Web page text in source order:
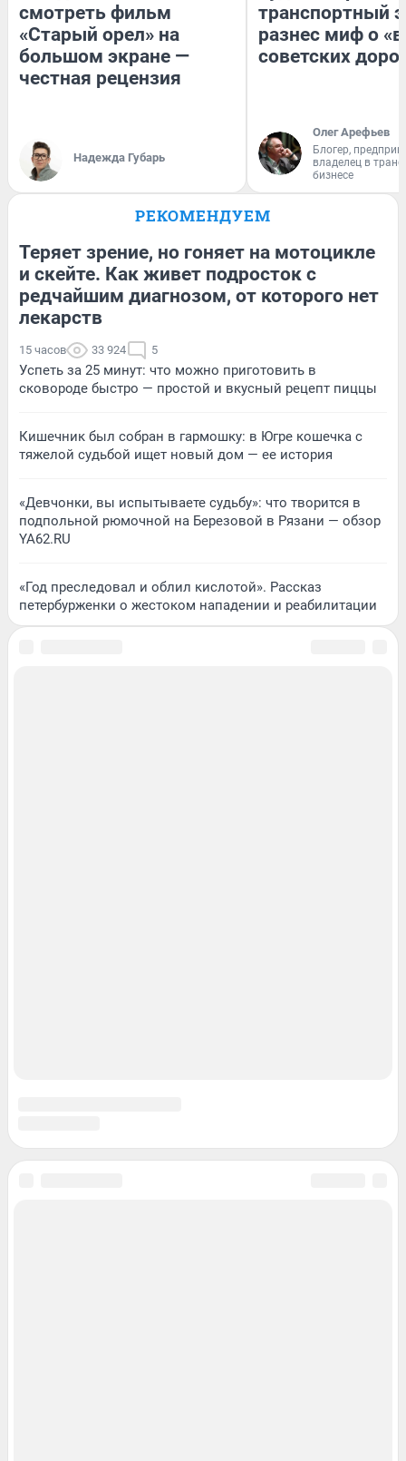
смотреть фильм
«Старый орел» на
большом экране —
честная рецензия
Надежда Губарь
транспортный
разнес миф о
советских
Олег Арефьев
Блогер,
владелец в
бизнесе
РЕКОМЕНДУЕМ
Теряет зрение, но гоняет на мотоцикле
и скейте. Как живет подросток с
редчайшим диагнозом, от которого нет
лекарств
15 часов 33 924 5
Успеть за 25 минут: что можно приготовить в
сковороде быстро — простой и вкусный рецепт пиццы
Кишечник был собран в гармошку: в Югре кошечка с
тяжелой судьбой ищет новый дом — ее история
«Девчонки, вы испытываете судьбу»: что творится в
подпольной рюмочной на Березовой в Рязани — обзор
YA62.RU
«Год преследовал и облил кислотой». Рассказ
петербурженки о жестоком нападении и реабилитации